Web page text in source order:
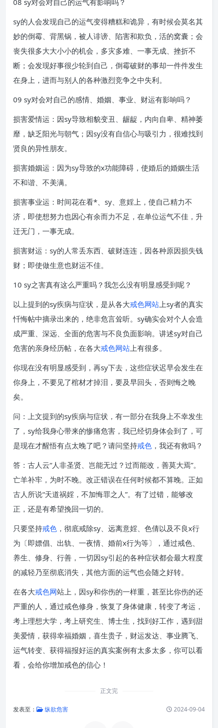
08 sy对会对自己的运气有影响吗？
sy的人会发现自己的运气变得糟糕和诡异，有时候会莫名其
妙的倒霉、背黑锅，被人诽谤、陷害和欺负，活的窝囊；会
丧失很多大大小小的机会，多灾多难、一事无成、挫折不
断；会发现好事很少轮到自己，倒霉破财的事却一件件发生
在身上，进而与别人的各种激烈竞争之中失利。
09 sy对会对自己的感情、婚姻、事业、财运有影响吗？
损害爱情运：因sy导致相貌变丑、龌龊，内向自卑、精神萎
靡，缺乏阳光与朝气；因sy没有自信心与吸引力，很难找到
贤良的异性朋友。
损害婚姻运：因为sy导致的x功能障碍，使婚后的婚姻生活
不和谐、不美满。
损害事业运：时间花在看*、sy、意婬上，使自己精力不
济，即使想努力也因心有余而力不足，在单位运气不佳，升
迁无门，一事无成。
损害财运：sy的人常丢东西、破财连连，因各种原因损失钱
财；即使做生意也财运不佳。
10 sy之害真有这么严重吗？我怎么没有明显感受到呢？
以上提到的sy疾病与症状，是从各大戒色网站上sy者的真实
忏悔帖中摘录出来的，绝非危言耸听。sy确实会对个人会造
成严重、深远、全面的危害与不良负面影响。讲述sy对自己
危害的亲身经历帖，在各大戒色网站上有很多。
你现在没有明显感受到，再sy下去，这些症状迟早会发生在
你身上，不要见了棺材才掉泪，要及早回头，否则悔之晚
矣。
问：上文提到的sy疾病与症状，有一部分在我身上不幸发生
了，sy给我身心带来的惨痛危害，我已经切身体会到了，可
是现在才醒悟有点太晚了吧？请问坚持戒色 ，我还有救吗？
答：古人云“人非圣贤、岂能无过？过而能改，善莫大焉”。
亡羊补牢，为时不晚。改正错误在任何时候都不算晚。正如
古人所说“天道祸婬，不加悔罪之人”。有了过错，能够改
正，还是有希望挽回一切的。
只要坚持戒色 ，彻底戒除sy、远离意婬、色倩以及不良x行
为〔即嫖倡、出轨、一夜情、婚前x行为等〕，通过戒色、
养生、修身、行善，一切因sy引起的各种症状都会最大程度
的减轻乃至彻底消失，其他方面的运气也会随之好转。
在各大戒色网站上，因sy和你伤的一样重，甚至比你伤的还
严重的人，通过戒色修身，恢复了身体健康，转变了考运，
考上理想大学，考上研究生、博士生，找到好工作，遇到甜
美爱情，获得幸福婚姻，喜生贵子，财运发达、事业腾飞、
运气转变、获得福报好运的真实案例有太多太多，你可以看
看，会给你增加戒色的信心！
正文完
发表至： 纵欲危害 2024-09-04